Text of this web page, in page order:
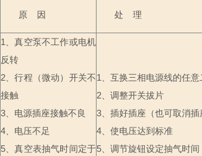
原 因 处 理
1
、真空泵不工作或电机
反转
2 、行程（微动）开关不
接触
3 、电源插座接触不良
4 、电压不足
5 、真空表抽气时间定于
1
、互换三相电源线的任意
2 、调整开关拔片
3 、插好插座（也可取消插
4 、使电压达到标准
5 、调节旋钮设定抽气时间